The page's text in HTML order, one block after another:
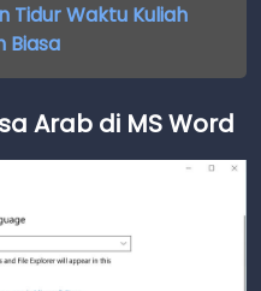
Tidur Waktu Kuliah
Biasa
Arab di MS Word